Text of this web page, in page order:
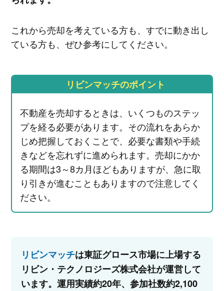
これから売却を考えている方も、すでに動き出し
ている方も、ぜひ参考にしてください。
リビンマッチのポイント
不動産を売却するときは、いくつものステッ
プを経る必要があります。その流れをあらか
じめ把握しておくことで、必要な書類や手続
きなどを忘れずに進められます。売却にかか
る期間は3～8カ月ほどもありますが、急に取
り引きが進むこともありますので注意してく
ださい。
リビンマッチは東証グロース市場に上場する
リビン・テクノロジーズ株式会社が運営して
います。運用実績約20年、参加社数約2,100